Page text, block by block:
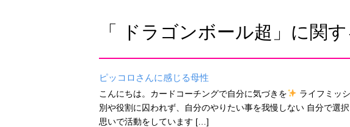
「 ドラゴンボール超」に関
ピッコロさんに感じる母性
こんにちは。カードコーチングで自分に気づきを ライフミッ
別や役割に囚われず、自分のやりたい事を我慢しない 自分で選
思いで活動をしています […]